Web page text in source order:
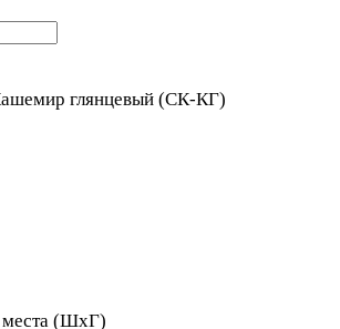
глянцевый (СК-КГ)
места (ШхГ)